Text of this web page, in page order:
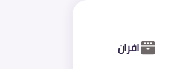
افران